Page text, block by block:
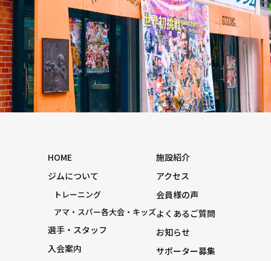
HOME
ジムについて
トレーニング
アマ・スパー各大会・キッズ
選手・スタッフ
入会案内
施設紹介
アクセス
会員様の声
よくあるご質問
お知らせ
サポーター募集